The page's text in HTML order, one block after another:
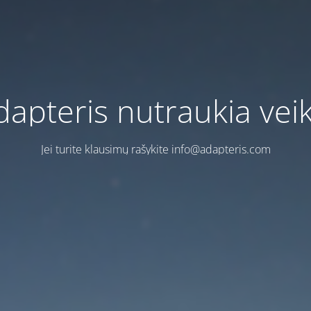
nutraukia
Jei turite klausimų rašykite info@adapteris.com